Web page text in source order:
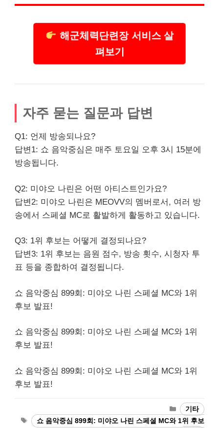
해군체력단련장 서비스 살
펴보기
자주 묻는 질문과 답변
Q1: 언제 방송되나요?
답변1: 쇼 음악중심은 매주 토요일 오후 3시 15분에
방송됩니다.
Q2: 미야오 나린은 어떤 아티스트인가요?
답변2: 미야오 나린은 MEOVV의 멤버로서, 여러 방
송에서 스페셜 MC로 활발하게 활동하고 있습니다.
Q3: 1위 후보는 어떻게 결정되나요?
답변3: 1위 후보는 음원 점수, 방송 횟수, 시청자 투
표 등을 종합하여 결정됩니다.
쇼 음악중심 899회: 미야오 나린 스페셜 MC와 1위
후보 발표!
쇼 음악중심 899회: 미야오 나린 스페셜 MC와 1위
후보 발표!
쇼 음악중심 899회: 미야오 나린 스페셜 MC와 1위
후보 발표!
Categories
기타
Tags쇼 음악중심 899회: 미야오 나린 스페셜 MC와 1위 후보